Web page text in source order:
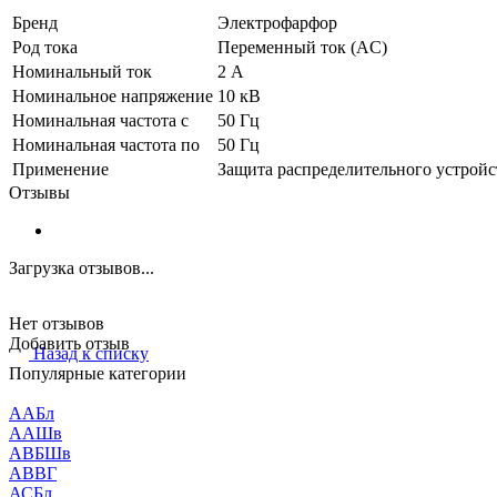
Бренд
Электрофарфор
Род тока
Переменный ток (AC)
Номинальный ток
2 А
Номинальное напряжение 10 кВ
Номинальная частота с
50 Гц
Номинальная частота по
50 Гц
Применение
Защита распределительного
Отзывы
Загрузка отзывов...
Нет отзывов
Добавить отзыв
Назад к списку
Популярные категории
ААБл
ААШв
АВБШв
АВВГ
АСБл